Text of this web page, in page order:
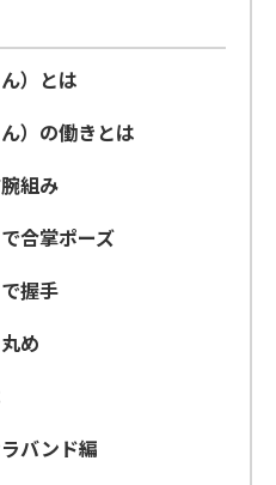
）とは
）の働きとは
組み
合掌ポーズ
握手
め
バンド編